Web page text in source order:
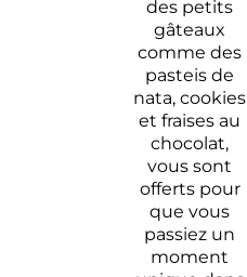
des petits
gâteaux
comme des
pasteis de
nata, cookies
et fraises au
chocolat,
vous sont
offerts pour
que vous
passiez un
moment